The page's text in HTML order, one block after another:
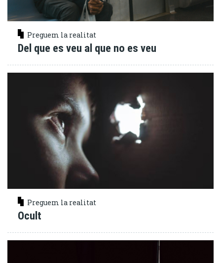
Preguem la realitat
Del que es veu al que no es veu
Preguem la realitat
Ocult